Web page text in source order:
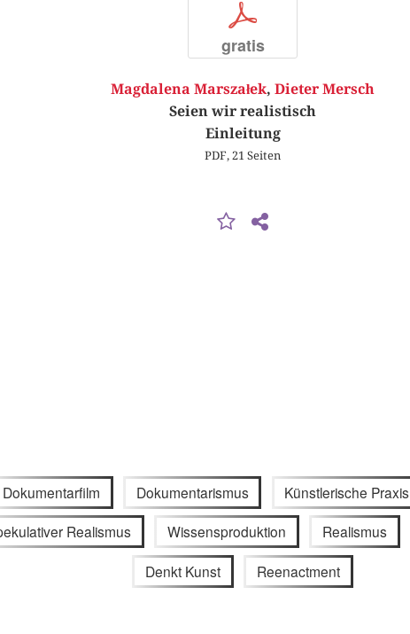
p
gratis
Magdalena Marszałek, Dieter Mersch
Seien wir realistisch
Einleitung
PDF, 21 Seiten
Dokumentarfilm Dokumentarismus Künstlerische Praxis
Realismus Wissensproduktion Realismus
Denkt Kunst Reenactment